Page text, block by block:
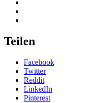
Teilen
Facebook
Twitter
Reddit
LinkedIn
Pinterest